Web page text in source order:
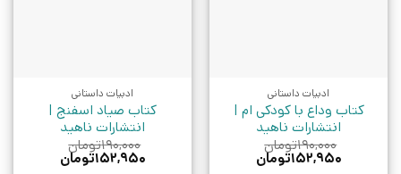
ادبیات داستانی
کتاب وداع با کودکی ام |
انتشارات ناهید
۱۹۰,۰۰۰تومان
قیمت
۱۵۲,۹۵۰تومان
ادبیات داستانی
کتاب صیاد اسفنج |
انتشارات ناهید
۱۹۰,۰۰۰تومان
قیمت
۱۵۲,۹۵۰تومان